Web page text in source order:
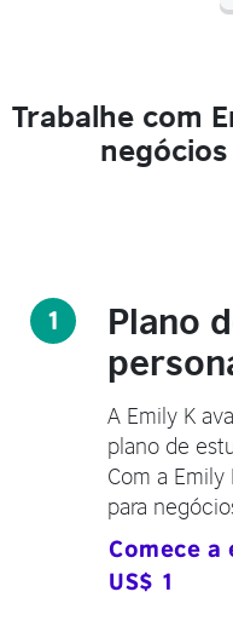
Trabalhe com
1 Plano
A Emily K
plano de
Com a
para
Comece
US$ 1